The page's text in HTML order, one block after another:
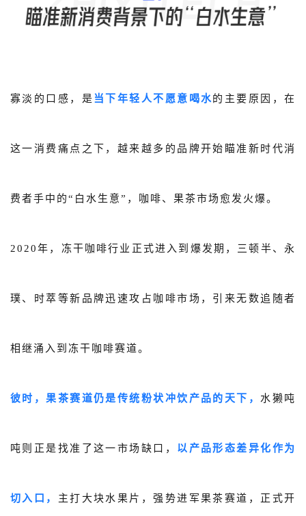
寡淡的口感，是当下年轻人不愿意喝水的主要原因，在
这一消费痛点之下，越来越多的品牌开始瞄准新时代消
费者手中的“白水生意”，咖啡、果茶市场愈发火爆。
2020年，冻干咖啡行业正式进入到爆发期，三顿半、永
璞、时萃等新品牌迅速攻占咖啡市场，引来无数追随者
相继涌入到冻干咖啡赛道。
彼时，果茶赛道仍是传统粉状冲饮产品的天下，水獭吨
吨则正是找准了这一市场缺口， 以产品形态差异化作为
切入口， 主打大块水果片，强势进军果茶赛道，正式开